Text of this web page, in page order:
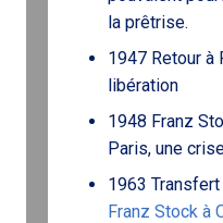
la prêtrise.
1947 Retour à
libération
1948 Franz
Paris, une
1963
Franz Stock à